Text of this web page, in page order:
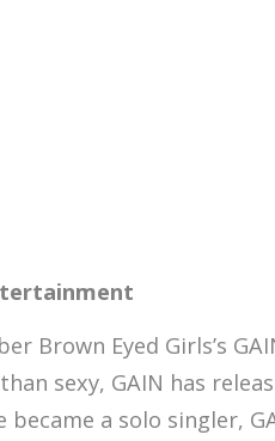
Brown Eyed Girls’s
sexy, GAIN has
became a solo singler,